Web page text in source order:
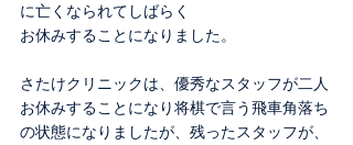
に亡くなられてしばらく
お休みすることになりました。
さたけクリニックは、優秀なスタッフが二人
お休みすることになり将棋で言う飛車角落ち
の状態になりましたが、残ったスタッフが、